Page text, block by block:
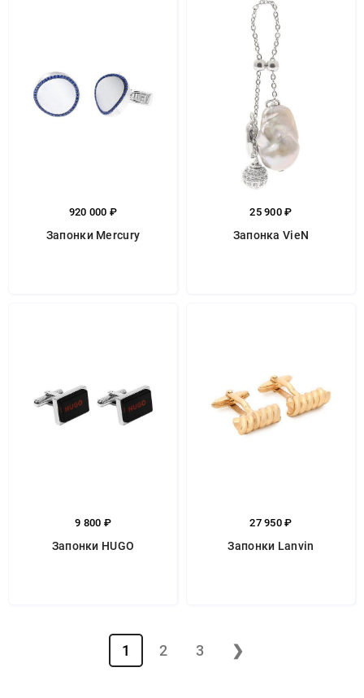
920 000 ₽
Запонки Mercury
25 900 ₽
Запонка VieN
9 800 ₽
Запонки HUGO
27 950 ₽
Запонки Lanvin
1 2 3 ❯